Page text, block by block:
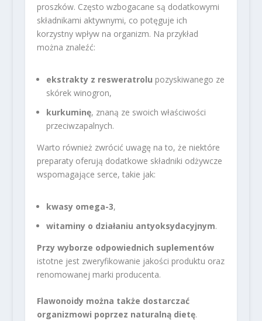
proszków. Często wzbogacane są dodatkowymi
składnikami aktywnymi, co potęguje ich
korzystny wpływ na organizm. Na przykład
można znaleźć:
ekstrakty z resweratrolu pozyskiwanego ze
skórek winogron,
kurkuminę, znaną ze swoich właściwości
przeciwzapalnych.
Warto również zwrócić uwagę na to, że niektóre
preparaty oferują dodatkowe składniki odżywcze
wspomagające serce, takie jak:
kwasy omega-3,
witaminy o działaniu antyoksydacyjnym.
Przy wyborze odpowiednich suplementów
istotne jest zweryfikowanie jakości produktu oraz
renomowanej marki producenta.
Flawonoidy można także dostarczać
organizmowi poprzez naturalną dietę.